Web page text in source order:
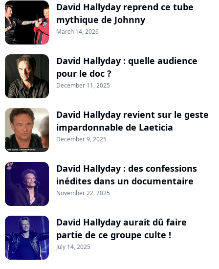
David Hallyday reprend ce tube
mythique de Johnny
March 14, 2026
David Hallyday : quelle audience
pour le doc ?
December 11, 2025
David Hallyday revient sur le geste
impardonnable de Laeticia
December 9, 2025
David Hallyday : des confessions
inédites dans un documentaire
November 22, 2025
David Hallyday aurait dû faire
partie de ce groupe culte !
July 14, 2025